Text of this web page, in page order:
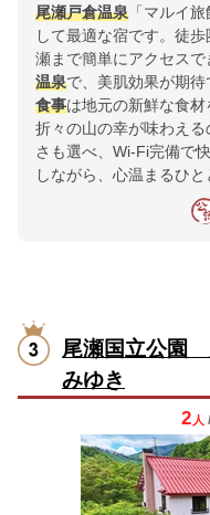
尾瀬戸倉温泉 「マルイ
して最適な宿です。徒
瀬まで簡単にアクセスで
温泉で、美肌効果が期待
食事は地元の新鮮な食
折々の山の幸が味わえ
さも選べ、Wi-Fi完備で
しながら、心温まるひと
尾瀬国立公
みゆき
2 人